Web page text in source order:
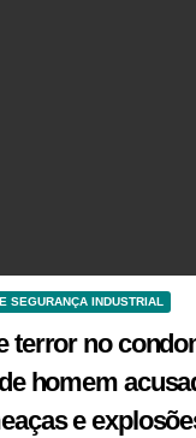
SEGURANÇA INDUSTRIAL
terror no
homem
e